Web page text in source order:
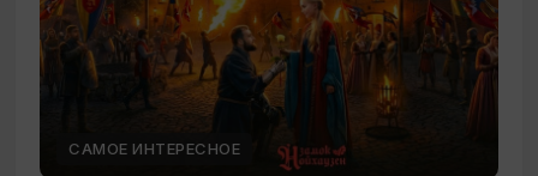
САМОЕ ИНТЕРЕСНОЕ